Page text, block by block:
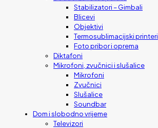
Stabilizatori – Gimbali
Blicevi
Objektivi
Termosublimacijski printeri
Foto pribor i oprema
Diktafoni
Mikrofoni, zvučnici i slušalice
Mikrofoni
Zvučnici
Slušalice
Soundbar
Dom i slobodno vrijeme
Televizori